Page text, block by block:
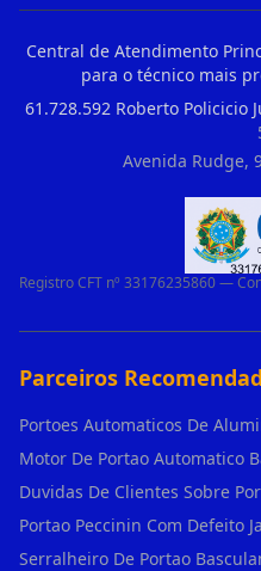
Central de Atendimento
para o técnico mais
61.728.592 Roberto Policicio
Avenida Rudge,
Registro CFT nº 33176235860 —
Parceiros
Portoes Automaticos De
Portao Peccinin Com Defeito
Serralheiro De Portao